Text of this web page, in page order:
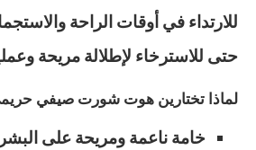
للارتداء في أوقات الراحة
حتى للاسترخاء لإطلالة مريحة
لماذا تختارين هوت شورت صيفي
خامة ناعمة ومريحة على